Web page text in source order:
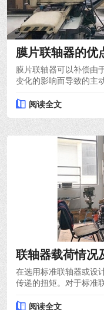
膜片联轴器的优
膜片联轴器可以补偿由
变化的影响而导致的主
阅读全文
联轴器载荷情况
在选用标准联轴器或设
传递的扭矩。对于标准
阅读全文